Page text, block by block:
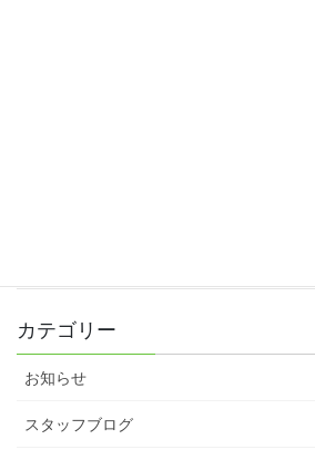
カテゴリー
お知らせ
スタッフブログ